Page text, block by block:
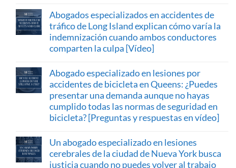
Abogados especializados en accidentes de
tráfico de Long Island explican cómo varía la
indemnización cuando ambos conductores
comparten la culpa [Vídeo]
Abogado especializado en lesiones por
accidentes de bicicleta en Queens: ¿Puedes
presentar una demanda aunque no hayas
cumplido todas las normas de seguridad en
bicicleta? [Preguntas y respuestas en vídeo]
Un abogado especializado en lesiones
cerebrales de la ciudad de Nueva York busca
justicia cuando no puedes volver al trabajo